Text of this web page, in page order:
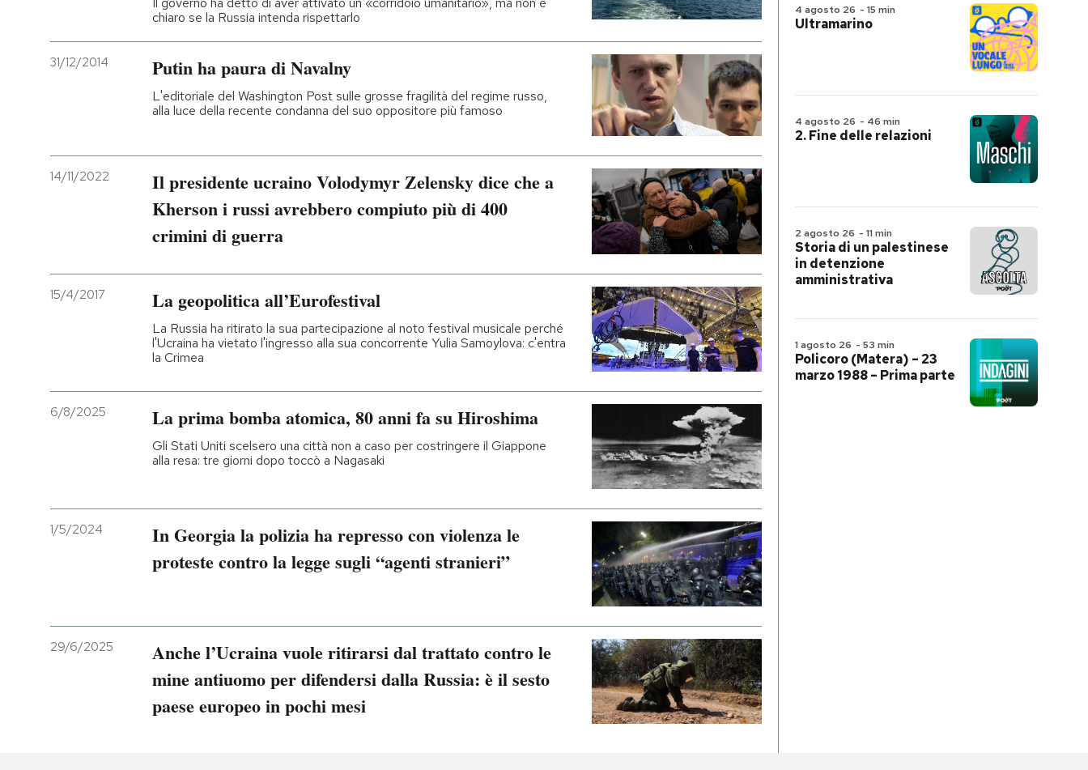
chiaro se la Russia intenda rispettarlo
31/12/2014 Putin ha paura di Navalny
L'editoriale del Washington Post sulle grosse fragilità del regime russo,
alla luce della recente condanna del suo oppositore più famoso
14/11/2022
Il presidente ucraino Volodymyr Zelensky dice che a
Kherson i russi avrebbero compiuto più di 400
crimini di guerra
15/4/2017 La geopolitica all’Eurofestival
La Russia ha ritirato la sua partecipazione al noto festival musicale perché
l'Ucraina ha vietato l'ingresso alla sua concorrente Yulia Samoylova: c'entra
la Crimea
6/8/2025 La prima bomba atomica, 80 anni fa su Hiroshima
Gli Stati Uniti scelsero una città non a caso per costringere il Giappone
alla resa: tre giorni dopo toccò a Nagasaki
1/5/2024
In Georgia la polizia ha represso con violenza le
proteste contro la legge sugli “agenti stranieri”
29/6/2025
Anche l’Ucraina vuole ritirarsi dal trattato contro le
mine antiuomo per difendersi dalla Russia: è il sesto
paese europeo in pochi mesi
4 agosto 26 - 15 min
Ultramarino
4 agosto 26 - 46 min
2. Fine delle relazioni
2 agosto 26 - 11 min
Storia di un palestinese
in detenzione
amministrativa
1 agosto 26 - 53 min
Policoro (Matera) – 23
marzo 1988 – Prima parte